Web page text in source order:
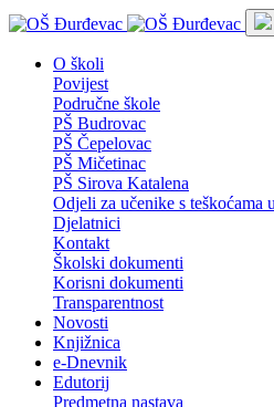
O školi
Povijest
Područne škole
PŠ Budrovac
PŠ Čepelovac
PŠ Mičetinac
PŠ Sirova Katalena
Odjeli za učenike s teškoćama
Djelatnici
Kontakt
Školski dokumenti
Korisni dokumenti
Transparentnost
Novosti
Knjižnica
e-Dnevnik
Edutorij
Predmetna nastava